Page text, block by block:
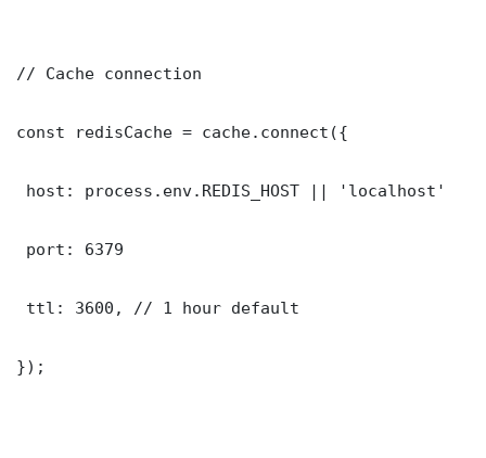
// Cache connection
const redisCache = cache.connect({
host: process.env.REDIS_HOST || 'localhost'
port: 6379
ttl: 3600, // 1 hour default
});